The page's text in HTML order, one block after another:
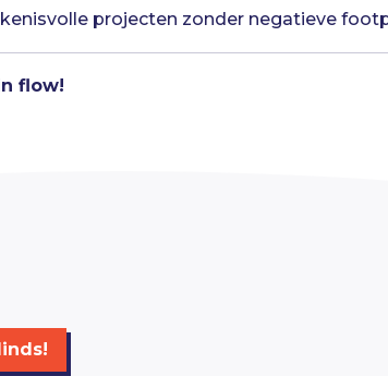
projecten zonder negatieve
flow!